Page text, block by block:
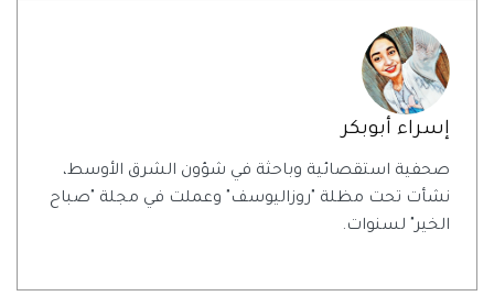
إسراء أبوبكر
صحفية استقصائية وباحثة في شؤون الشرق الأوسط،
نشأت تحت مظلة "روزاليوسف" وعملت في مجلة "صباح
الخير" لسنوات.